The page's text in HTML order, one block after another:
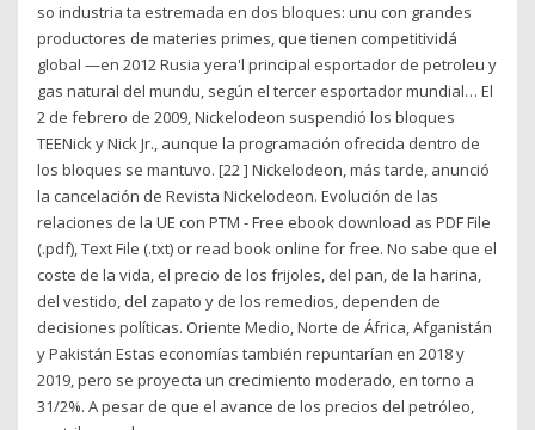
so industria ta estremada en dos bloques: unu con grandes
productores de materies primes, que tienen competitividá
global —en 2012 Rusia yera'l principal esportador de petroleu y
gas natural del mundu, según el tercer esportador mundial… El
2 de febrero de 2009, Nickelodeon suspendió los bloques
TEENick y Nick Jr., aunque la programación ofrecida dentro de
los bloques se mantuvo. [22 ] Nickelodeon, más tarde, anunció
la cancelación de Revista Nickelodeon. Evolución de las
relaciones de la UE con PTM - Free ebook download as PDF File
(.pdf), Text File (.txt) or read book online for free. No sabe que el
coste de la vida, el precio de los frijoles, del pan, de la harina,
del vestido, del zapato y de los remedios, dependen de
decisiones políticas. Oriente Medio, Norte de África, Afganistán
y Pakistán Estas economías también repuntarían en 2018 y
2019, pero se proyecta un crecimiento moderado, en torno a
31/2%. A pesar de que el avance de los precios del petróleo,